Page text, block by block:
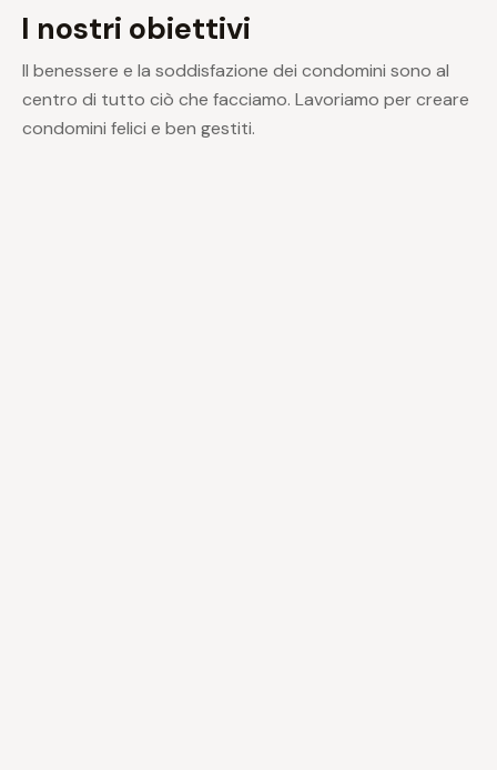
I nostri obiettivi
Il benessere e la soddisfazione dei condomini sono al
centro di tutto ciò che facciamo. Lavoriamo per creare
condomini felici e ben gestiti.